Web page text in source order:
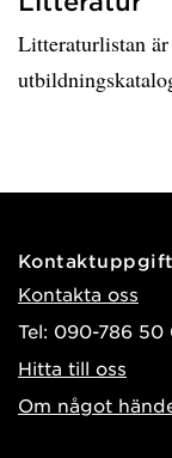
Litteraturlistan
Kontakta oss
Tel: 090-786 50
Hitta till oss
Om något